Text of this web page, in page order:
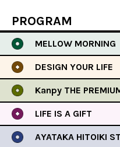
PROGRAM
MELLOW MORNING
DESIGN YOUR LIFE
Kanpy THE
LIFE IS A GIFT
AYATAKA HITOIKI